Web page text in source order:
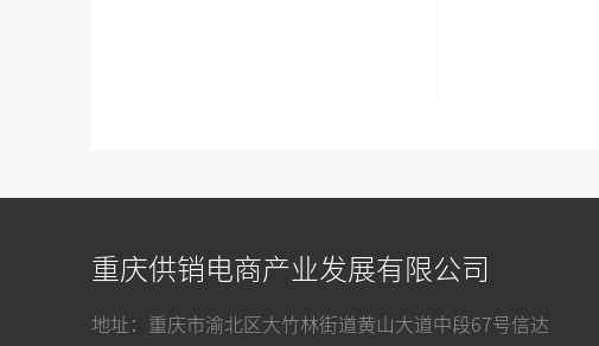
重庆供销电商产业发展有限公司
地址：重庆市渝北区大竹林街道黄山大道中段67号信达